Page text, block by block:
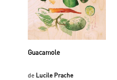
Guacamole
de Lucile Prache